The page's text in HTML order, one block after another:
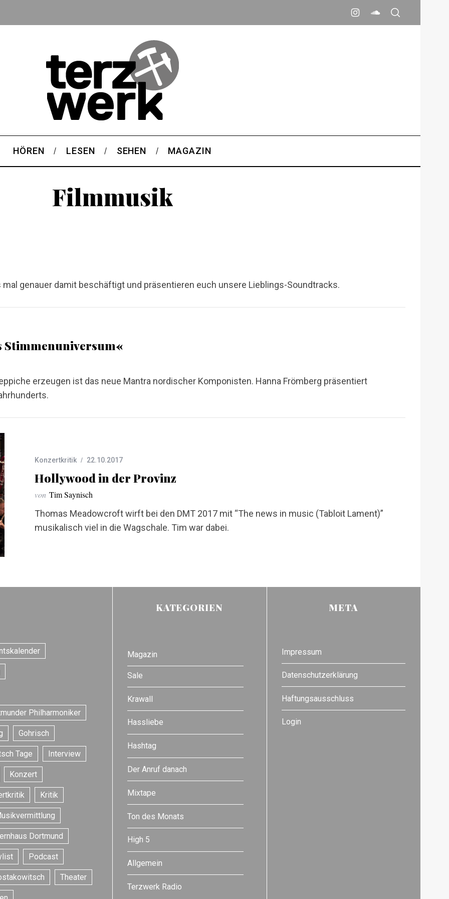
HÖREN LESEN SEHEN MAGAZIN
Filmmusik
genauer damit beschäftigt und präsentieren euch unsere Lieblings-Soundtracks.
Stimmenuniversum«
erzeugen ist das neue Mantra nordischer Komponisten. Hanna Frömberg präsentiert
Konzertkritik 22.10.2017
Hollywood in der Provinz
von Tim Saynisch
Thomas Meadowcroft wirft bei den DMT 2017 mit “The news in music (Tabloit Lament)”
musikalisch viel in die Wagschale. Tim war dabei.
Philharmoniker
Gohrisch
Tage Interview
Konzert
Kritik
Dortmund
Podcast
Theater
KATEGORIEN
Magazin
Sale
Krawall
Hassliebe
Hashtag
Der Anruf danach
Mixtape
Ton des Monats
High 5
Allgemein
Terzwerk Radio
META
Impressum
Datenschutzerklärung
Haftungsausschluss
Login